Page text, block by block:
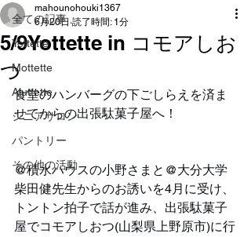
全ての記事
Yottette
Mottette
Aluttette
シニアサロン
パントリー
その他の活動
5/9Yottette in コモアしお
つ
mahounohouki1367
6月20日 読了時間: 1分
食堂のハンバーグの下ごしらえを済ま
せてからの出張駄菓子屋へ！
@積水ハウスの小野さまと@大分大学
柴田健先生からのお誘いを4月に受け、
トントン拍子で話が進み、出張駄菓子
屋でコモアしおつ(山梨県上野原市)に行